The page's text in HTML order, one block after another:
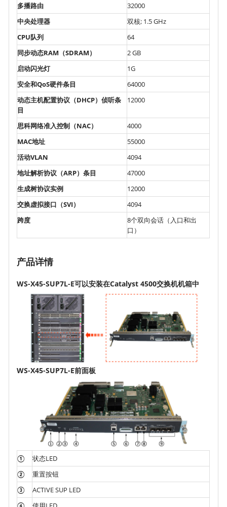
多播路由
32000
中央处理器
双核; 1.5 GHz
CPU队列
64
同步动态RAM（SDRAM）
2 GB
启动闪光灯
1G
安全和QoS硬件条目
64000
动态主机配置协议（DHCP）侦听条
目
12000
思科网络准入控制（NAC）
4000
MAC地址
55000
活动VLAN
4094
地址解析协议（ARP）条目
47000
生成树协议实例
12000
交换虚拟接口（SVI）
4094
跨度
8个双向会话（入口和出
口）
产品详情
WS-X45-SUP7L-E可以安装在Catalyst 4500交换机机箱中
WS-X45-SUP7L-E前面板
①
状态LED
②
重置按钮
③
ACTIVE SUP LED